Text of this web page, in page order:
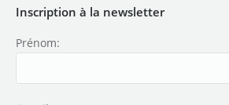
Inscription à la newsletter
Prénom: